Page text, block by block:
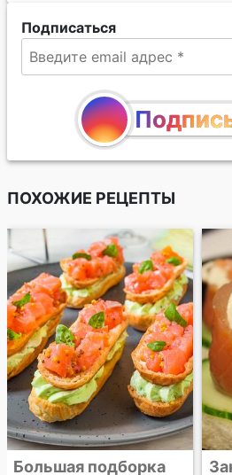
Подписаться
ПОХОЖИЕ РЕЦЕПТЫ
Закуска из лосося